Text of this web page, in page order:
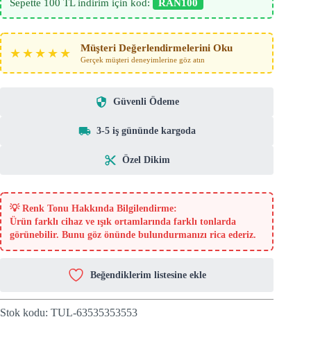
Sepette 100 TL indirim için kod: RAN100
★★★★★ Müşteri Değerlendirmelerini Oku
Gerçek müşteri deneyimlerine göz atın
Güvenli Ödeme
3-5 iş gününde kargoda
Özel Dikim
💡 Renk Tonu Hakkında Bilgilendirme:
Ürün farklı cihaz ve ışık ortamlarında farklı tonlarda
görünebilir. Bunu göz önünde bulundurmanızı rica ederiz.
Beğendiklerim listesine ekle
Stok kodu: TUL-63535353553